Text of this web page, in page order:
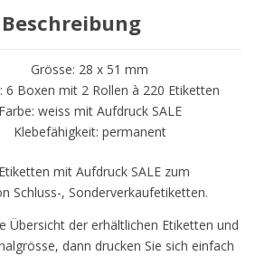
Beschreibung
Grösse: 28 x 51 mm
6 Boxen mit 2 Rollen à 220 Etiketten
Farbe: weiss mit Aufdruck SALE
Klebefähigkeit: permanent
mit Aufdruck SALE zum
Schluss-, Sonderverkaufetiketten.
Übersicht der erhältlichen Etiketten und
dann drucken Sie sich einfach